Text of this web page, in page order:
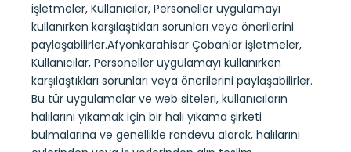
işletmeler, Kullanıcılar, Personeller uygulamayı
kullanırken karşılaştıkları sorunları veya önerilerini
paylaşabilirler.Afyonkarahisar Çobanlar işletmeler,
Kullanıcılar, Personeller uygulamayı kullanırken
karşılaştıkları sorunları veya önerilerini paylaşabilirler.
Bu tür uygulamalar ve web siteleri, kullanıcıların
halılarını yıkamak için bir halı yıkama şirketi
bulmalarına ve genellikle randevu alarak, halılarını